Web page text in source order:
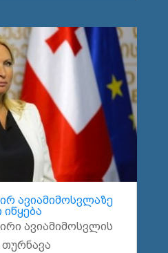
ავიამიმოსვლაზე
ავიამიმოსვლის
თურნავა